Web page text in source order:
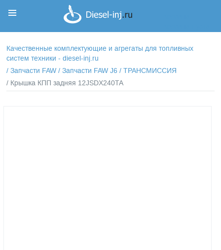
Качественные комплектующие и агрегаты для топливных
систем техники - diesel-inj.ru
/Запчасти FAW /Запчасти FAW J6 /ТРАНСМИССИЯ
/ Крышка КПП задняя 12JSDX240TA